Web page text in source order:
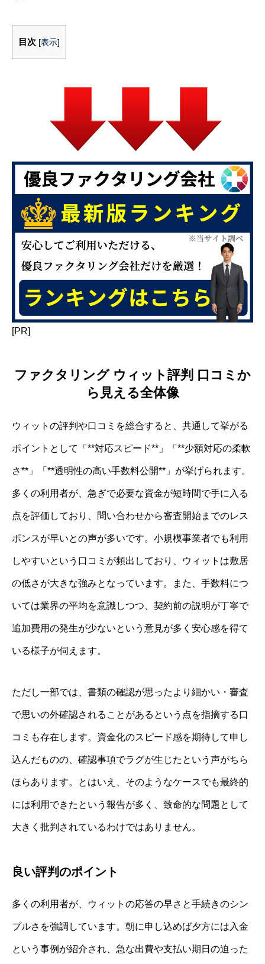
目次 [表示]
[PR]
ファクタリング ウィット評判 口コミか
ら見える全体像
ウィットの評判や口コミを総合すると、共通して挙がる
ポイントとして「**対応スピード**」「**少額対応の柔軟
さ**」「**透明性の高い手数料公開**」が挙げられます。
多くの利用者が、急ぎで必要な資金が短時間で手に入る
点を評価しており、問い合わせから審査開始までのレス
ポンスが早いとの声が多いです。小規模事業者でも利用
しやすいという口コミが頻出しており、ウィットは敷居
の低さが大きな強みとなっています。また、手数料につ
いては業界の平均を意識しつつ、契約前の説明が丁寧で
追加費用の発生が少ないという意見が多く安心感を得て
いる様子が伺えます。
ただし一部では、書類の確認が思ったより細かい・審査
で思いの外確認されることがあるという点を指摘する口
コミも存在します。資金化のスピード感を期待して申し
込んだものの、確認事項でラグが生じたという声がちら
ほらあります。とはいえ、そのようなケースでも最終的
には利用できたという報告が多く、致命的な問題として
大きく批判されているわけではありません。
良い評判のポイント
多くの利用者が、ウィットの応答の早さと手続きのシン
プルさを強調しています。朝に申し込めば夕方には入金
という事例が紹介され、急な出費や支払い期日の迫った